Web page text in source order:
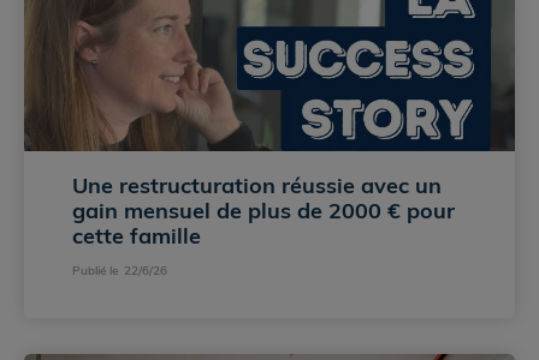
Une restructuration réussie avec un
gain mensuel de plus de 2000 € pour
cette famille
Publié le 22/6/26